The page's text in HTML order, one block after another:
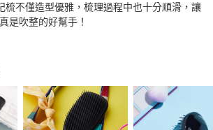
梳不僅造型優雅，梳理過程中也十分順滑，讓
是吹整的好幫手！